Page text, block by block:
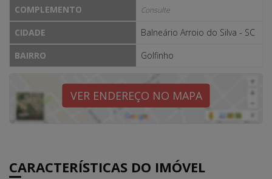
COMPLEMENTO Consulte
CIDADE
Balneário Arroio do Silva - SC
BAIRRO
Golfinho
VER ENDEREÇO NO MAPA
CARACTERÍSTICAS DO IMÓVEL